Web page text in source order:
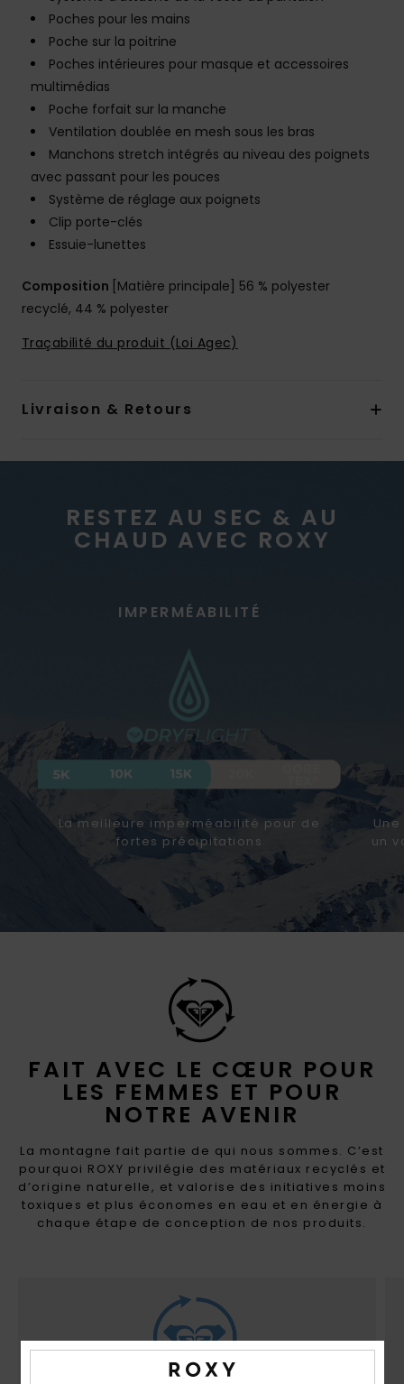
Poches pour les mains
Poche sur la poitrine
Poches intérieures pour masque et accessoires
multimédias
Poche forfait sur la manche
Ventilation doublée en mesh sous les bras
Manchons stretch intégrés au niveau des poignets
avec passant pour les pouces
Système de réglage aux poignets
Clip porte-clés
Essuie-lunettes
Composition [Matière principale] 56 % polyester
recyclé, 44 % polyester
Traçabilité du produit (Loi Agec)
Livraison & Retours
FAIT AVEC LE CŒUR POUR
LES FEMMES ET POUR
NOTRE AVENIR
La montagne fait partie de qui nous sommes. C’est
pourquoi ROXY privilégie des matériaux recyclés et
d’origine naturelle, et valorise des initiatives moins
toxiques et plus économes en eau et en énergie à
chaque étape de conception de nos produits.
RESTEZ AU SEC & AU
CHAUD AVEC ROXY
IMPERMÉABILITÉ
La meilleure imperméabilité pour de
fortes précipitations
un